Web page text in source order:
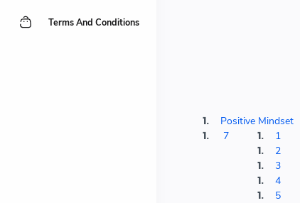
Positive Mindset
7
1
2
3
4
5
Terms And Conditions